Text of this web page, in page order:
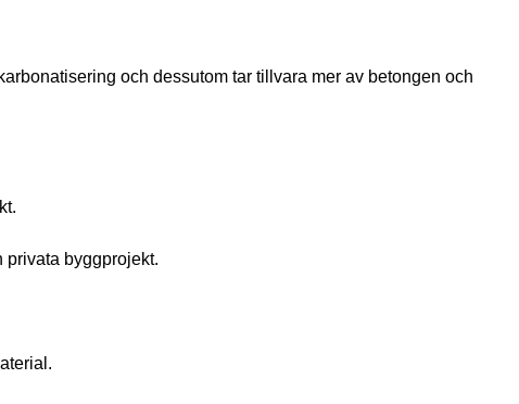
och dessutom tar tillvara mer av betongen och
privata byggprojekt.